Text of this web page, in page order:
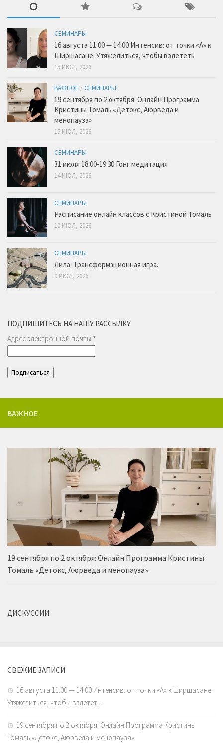
СЕМИНАРЫ
16 августа 11:00 — 14:00 Интенсив: от точки «А» к
Ширшасане. Утяжелиться, чтобы взлететь
15 ИЮЛ, 2026
ВАЖНОЕ / СЕМИНАРЫ
19 сентября по 2 октября: Онлайн Программа
Кристины Томаль «Детокс, Аюрведа и
менопауза»
15 ИЮЛ, 2026
СЕМИНАРЫ
31 июля 18:00-19:30 Гонг медитация
14 ИЮЛ, 2026
СЕМИНАРЫ
Расписание онлайн классов с Кристиной Томаль
10 ИЮЛ, 2026
СЕМИНАРЫ
Лила. Трансформационная игра.
9 ИЮЛ, 2026
ПОДПИШИТЕСЬ НА НАШУ РАССЫЛКУ
Адрес электронной почты *
ВАЖНОЕ
19 сентября по 2 октября: Онлайн Программа Кристины
Томаль «Детокс, Аюрведа и менопауза»
ДИСКУССИИ
СВЕЖИЕ ЗАПИСИ
16 августа 11:00 — 14:00 Интенсив: от точки «А» к Ширшасане.
Утяжелиться, чтобы взлететь
19 сентября по 2 октября: Онлайн Программа Кристины
Томаль «Детокс, Аюрведа и менопауза»